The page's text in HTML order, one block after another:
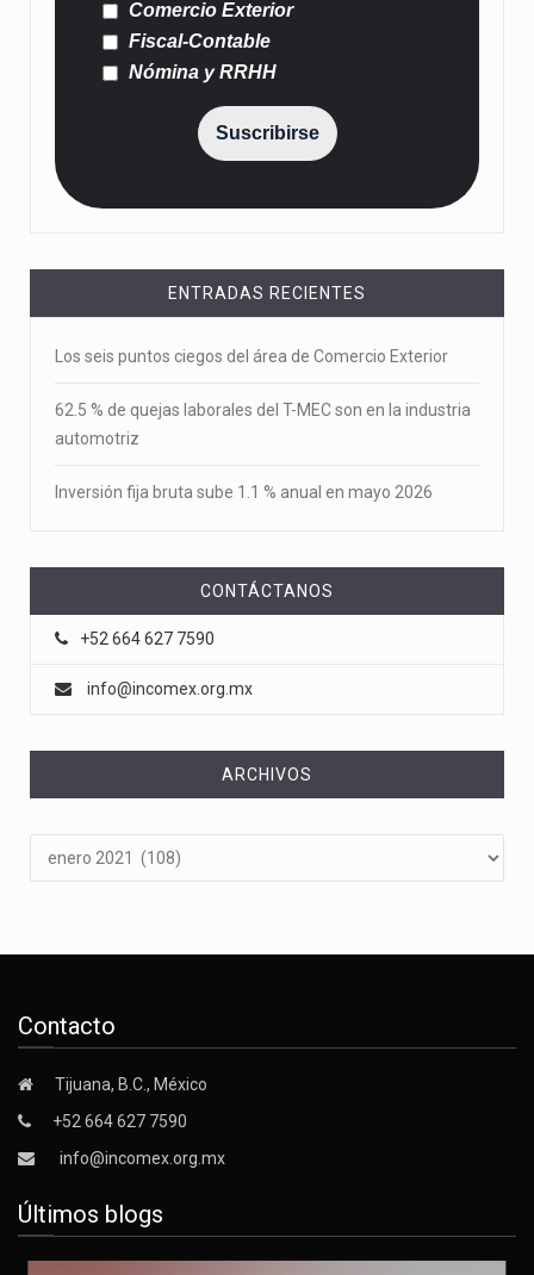
Comercio Exterior
Fiscal-Contable
Nómina y RRHH
Suscribirse
ENTRADAS RECIENTES
Los seis puntos ciegos del área de Comercio Exterior
62.5 % de quejas laborales del T-MEC son en la industria
automotriz
Inversión fija bruta sube 1.1 % anual en mayo 2026
CONTÁCTANOS
+52 664 627 7590
info@incomex.org.mx
ARCHIVOS
Contacto
Tijuana, B.C., México
+52 664 627 7590
info@incomex.org.mx
Últimos blogs